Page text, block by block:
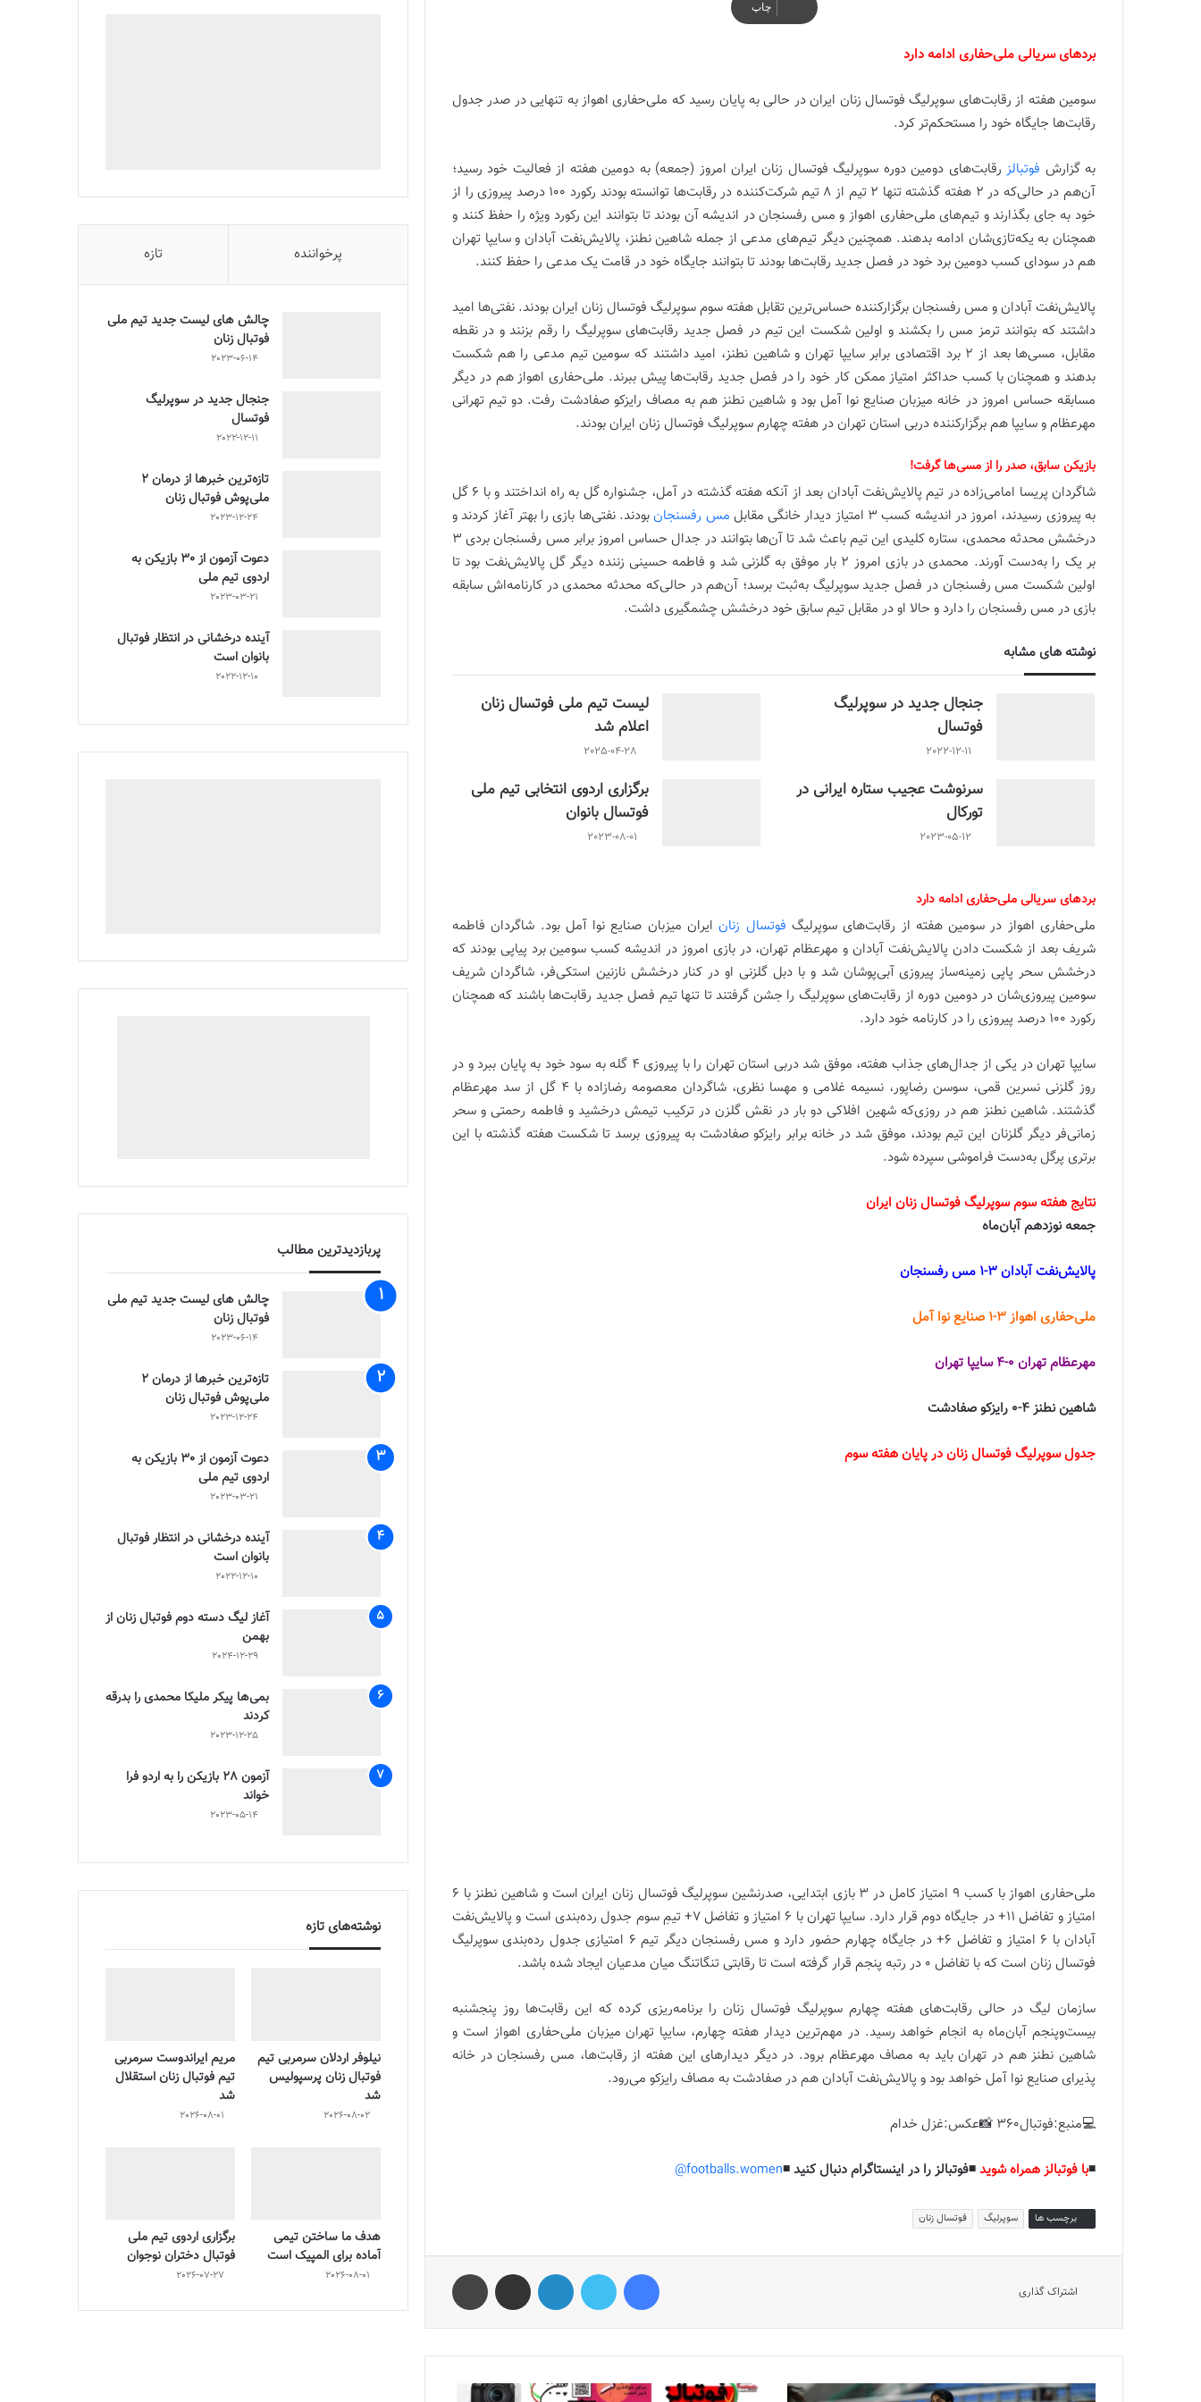
چاپ
بردهای سریالی ملی‌حفاری ادامه دارد
سومین هفته از رقابت‌های سوپرلیگ فوتسال زنان ایران در حالی به پایان رسید که ملی‌حفاری اهواز به تنهایی در صدر جدول
رقابت‌ها جایگاه خود را مستحکم‌تر کرد.
به گزارش فوتبالزرقابت‌های دومین دوره سوپرلیگ فوتسال زنان ایران امروز (جمعه) به دومین هفته از فعالیت خود رسید؛
آن‌هم در حالی‌که در 2 هفته گذشته تنها 2 تیم از 8 تیم شرکت‌کننده در رقابت‌ها توانسته بودند رکورد 100 درصد پیروزی را از
خود به جای بگذارند و تیم‌های ملی‌حفاری اهواز و مس رفسنجان در اندیشه آن بودند تا بتوانند این رکورد ویژه را حفظ کنند و
همچنان به یکه‌تازی‌شان ادامه بدهند. همچنین دیگر تیم‌های مدعی از جمله شاهین نطنز، پالایش‌نفت آبادان و سایپا تهران
هم در سودای کسب دومین برد خود در فصل جدید رقابت‌ها بودند تا بتوانند جایگاه خود در قامت یک مدعی را حفظ کنند.
پالایش‌نفت آبادان و مس رفسنجان برگزارکننده حساس‌ترین تقابل هفته سوم سوپرلیگ فوتسال زنان ایران بودند. نفتی‌ها امید
داشتند که بتوانند ترمز مس را بکشند و اولین شکست این تیم در فصل جدید رقابت‌های سوپرلیگ را رقم بزنند و در نقطه
مقابل، مسی‌ها بعد از 2 برد اقتصادی برابر سایپا تهران و شاهین نطنز، امید داشتند که سومین تیم مدعی را هم شکست
بدهند و همچنان با کسب حداکثر امتیاز ممکن کار خود را در فصل جدید رقابت‌ها پیش ببرند. ملی‌حفاری اهواز هم در دیگر
مسابقه حساس امروز در خانه میزبان صنایع نوا آمل بود و شاهین نطنز هم به مصاف رایزکو صفادشت رفت. دو تیم تهرانی
مهرعظام و سایپا هم برگزارکننده دربی استان تهران در هفته چهارم سوپرلیگ فوتسال زنان ایران بودند.
بازیکن سابق، صدر را از مسی‌ها گرفت!
شاگردان پریسا امامی‌زاده در تیم پالایش‌نفت آبادان بعد از آنکه هفته گذشته در آمل، جشنواره گل به راه انداختند و با 6 گل
به پیروزی رسیدند، امروز در اندیشه کسب 3 امتیاز دیدار خانگی مقابل
مس رفسنجانبودند. نفتی‌ها بازی را بهتر آغاز کردند و
درخشش محدثه محمدی، ستاره کلیدی این تیم باعث شد تا آن‌ها بتوانند در جدال حساس امروز برابر مس رفسنجان بردی 3
بر یک را به‌دست آورند. محمدی در بازی امروز 2 بار موفق به گلزنی شد و فاطمه حسینی زننده دیگر گل پالایش‌نفت بود تا
اولین شکست مس رفسنجان در فصل جدید سوپرلیگ به‌ثبت برسد؛ آن‌هم در حالی‌که محدثه محمدی در کارنامه‌اش سابقه
بازی در مس رفسنجان را دارد و حالا او در مقابل تیم سابق خود درخشش چشمگیری داشت.
نوشته های مشابه
جنجال جدید در سوپرلیگ
فوتسال
2022-12-11
لیست تیم ملی فوتسال زنان
اعلام شد
2025-04-28
سرنوشت عجیب ستاره ایرانی در
تورکال
2023-05-12
برگزاری اردوی انتخابی تیم ملی
فوتسال بانوان
2023-08-01
بردهای سریالی ملی‌حفاری ادامه دارد
ملی‌حفاری اهواز در سومین هفته از رقابت‌های سوپرلیگ فوتسال زنانایران میزبان صنایع نوا آمل بود. شاگردان فاطمه
شریف بعد از شکست دادن پالایش‌نفت آبادان و مهرعظام تهران، در بازی امروز در اندیشه کسب سومین برد پیاپی بودند که
درخشش سحر پاپی زمینه‌ساز پیروزی آبی‌پوشان شد و با دبل گلزنی او در کنار درخشش نازنین استکی‌فر، شاگردان شریف
سومین پیروزی‌شان در دومین دوره از رقابت‌های سوپرلیگ را جشن گرفتند تا تنها تیم فصل جدید رقابت‌ها باشند که همچنان
رکورد 100 درصد پیروزی را در کارنامه خود دارد.
سایپا تهران در یکی از جدال‌های جذاب هفته، موفق شد دربی استان تهران را با پیروزی 4 گله به سود خود به پایان ببرد و در
روز گلزنی نسرین قمی، سوسن رضاپور، نسیمه غلامی و مهسا نظری، شاگردان معصومه رضازاده با 4 گل از سد مهرعظام
گذشتند. شاهین نطنز هم در روزی‌که شهین افلاکی دو بار در نقش گلزن در ترکیب تیمش درخشید و فاطمه رحمتی و سحر
زمانی‌فر دیگر گلزنان این تیم بودند، موفق شد در خانه برابر رایزکو صفادشت به پیروزی برسد تا شکست هفته گذشته با این
برتری پرگل به‌دست فراموشی سپرده شود.
نتایج هفته سوم سوپرلیگ فوتسال زنان ایران
جمعه نوزدهم آبان‌ماه
پالایش‌نفت آبادان 3-1 مس رفسنجان
ملی‌حفاری اهواز 3-1 صنایع نوا آمل
مهرعظام تهران 0-4 سایپا تهران
شاهین نطنز 4-0 رایزکو صفادشت
جدول سوپرلیگ فوتسال زنان در پایان هفته سوم
ملی‌حفاری اهواز با کسب 9 امتیاز کامل در 3 بازی ابتدایی، صدرنشین سوپرلیگ فوتسال زنان ایران است و شاهین نطنز با 6
امتیاز و تفاضل 11+ در جایگاه دوم قرار دارد. سایپا تهران با 6 امتیاز و تفاضل 7+ تیمِ سوم جدول رده‌بندی است و پالایش‌نفت
آبادان با 6 امتیاز و تفاضل 6+ در جایگاه چهارم حضور دارد و مس رفسنجان دیگر تیم 6 امتیازی جدول رده‌بندی سوپرلیگ
فوتسال زنان است که با تفاضل 0 در رتبه پنجم قرار گرفته است تا رقابتی تنگاتنگ میان مدعیان ایجاد شده باشد.
سازمان لیگ در حالی رقابت‌های هفته چهارم سوپرلیگ فوتسال زنان را برنامه‌ریزی کرده که این رقابت‌ها روز پنجشنبه
بیست‌وپنجم آبان‌ماه به انجام خواهد رسید. در مهم‌ترین دیدار هفته چهارم، سایپا تهران میزبان ملی‌حفاری اهواز است و
شاهین نطنز هم در تهران باید به مصاف مهرعظام برود. در دیگر دیدارهای این هفته از رقابت‌ها، مس رفسنجان در خانه
پذیرای صنایع نوا آمل خواهد بود و پالایش‌نفت آبادان هم در صفادشت به مصاف رایزکو می‌رود.
💻منبع:فوتبال360 📸عکس:غزل خدام
◾️با فوتبالز همراه شوید◾️فوتبالز را در اینستاگرام دنبال کنید ◾️footballs.women@
برچسب ها سوپرلیگ فوتسال زنان
اشتراک گذاری
پرخواننده تازه
چالش هاى ليست جدید تيم ملى
فوتبال زنان
2023-06-14
جنجال جدید در سوپرلیگ
فوتسال
2022-12-11
تازه‌ترین خبرها از درمان ۲
ملی‌پوش فوتبال زنان
2023-12-24
دعوت آزمون از 30 بازیکن به
اردوی تیم ملی
2023-03-21
آینده درخشانی در انتظار فوتبال
بانوان است
2022-12-10
پربازدیدترین مطالب
چالش هاى ليست جدید تيم ملى
فوتبال زنان
2023-06-14
تازه‌ترین خبرها از درمان ۲
ملی‌پوش فوتبال زنان
2023-12-24
دعوت آزمون از 30 بازیکن به
اردوی تیم ملی
2023-03-21
آینده درخشانی در انتظار فوتبال
بانوان است
2022-12-10
آغاز لیگ دسته دوم فوتبال زنان از
بهمن
2024-12-29
بمی‌ها پیکر ملیکا محمدی را بدرقه
کردند
2023-12-25
آزمون 28 بازیکن را به اردو فرا
خواند
2023-05-14
نوشته‌های تازه
نیلوفر اردلان سرمربی تیم
فوتبال زنان پرسپولیس
شد
2026-08-02
مریم ایراندوست سرمربی
تیم فوتبال زنان استقلال
شد
2026-08-01
هدف ما ساختن تیمی
آماده برای المپیک است
2026-08-01
برگزاری اردوی تیم ملی
فوتبال دختران نوجوان
2026-07-27